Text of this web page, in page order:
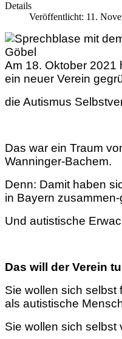
Details
Veröffentlicht: 11.
Am 18. Oktober 2021
ein neuer Verein
die Autismus
Das war ein Traum
Wanninger-Bachem.
Denn: Damit haben
in Bayern
Und autistische
Das will der Verein
Sie wollen sich selbst
als autistische
Sie wollen sich selbst